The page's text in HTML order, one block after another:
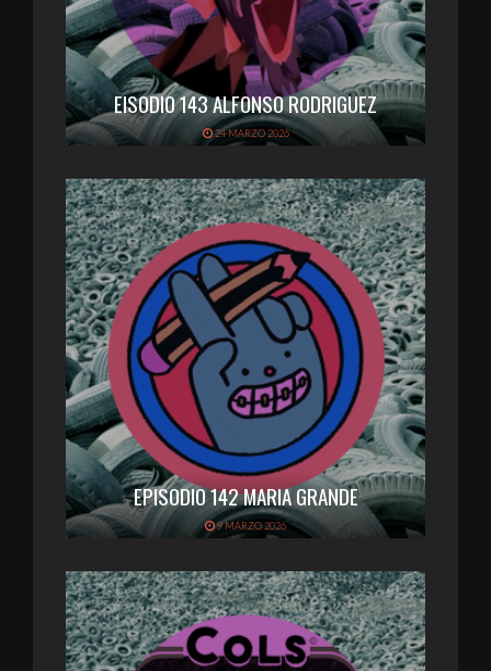
EISODIO 143 ALFONSO RODRIGUEZ
24 MARZO 2026
EPISODIO 142 MARIA GRANDE
9 MARZO 2026